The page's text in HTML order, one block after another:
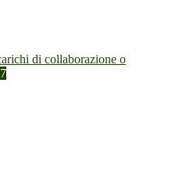
di collaborazione o